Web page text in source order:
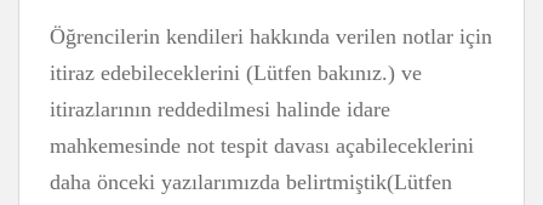
Öğrencilerin kendileri hakkında verilen notlar için
itiraz edebileceklerini (Lütfen bakınız.) ve
itirazlarının reddedilmesi halinde idare
mahkemesinde not tespit davası açabileceklerini
daha önceki yazılarımızda belirtmiştik(Lütfen